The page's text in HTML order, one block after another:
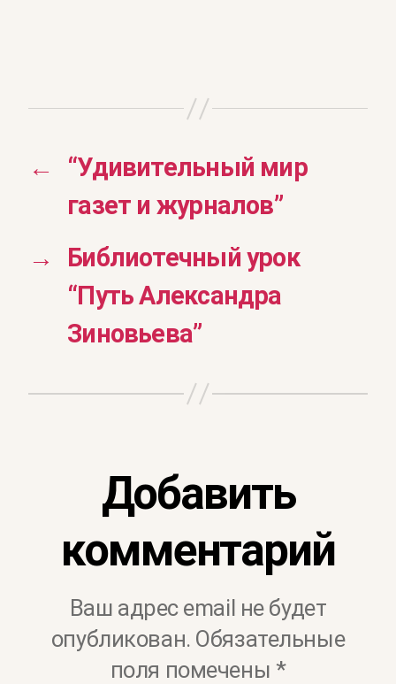
←
“Удивительный мир
газет и журналов”
→
Библиотечный урок
“Путь Александра
Зиновьева”
Добавить
комментарий
Ваш адрес email не будет
опубликован. Обязательные
поля помечены *